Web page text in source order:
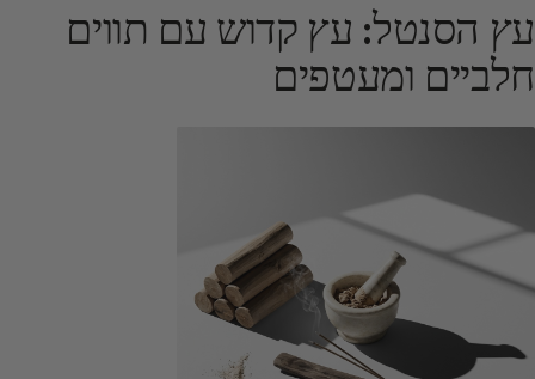
עץ הסנטל: עץ קדוש עם תווים
חלביים ומעטפים